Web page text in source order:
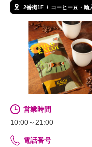
2番街1F コーヒー豆・輸
営業時間
10:00～21:00
電話番号